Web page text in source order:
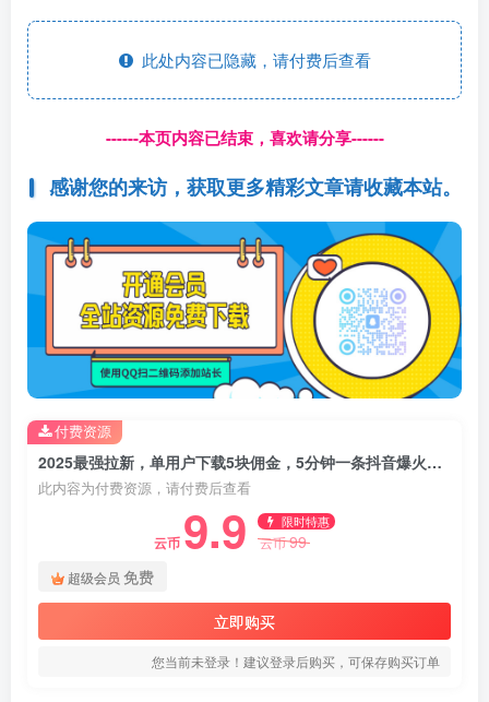
此处内容已隐藏，请付费后查看
------本页内容已结束，喜欢请分享------
感谢您的来访，获取更多精彩文章请收藏本站。
2025最强拉新，单用户下载5块佣金，5分钟一条抖音爆火原创对口型视频，…
此内容为付费资源，请付费后查看
云币 9.9 限时特惠
云币99
超级会员 免费
立即购买
您当前未登录！建议登录后购买，可保存购买订单
付费资源